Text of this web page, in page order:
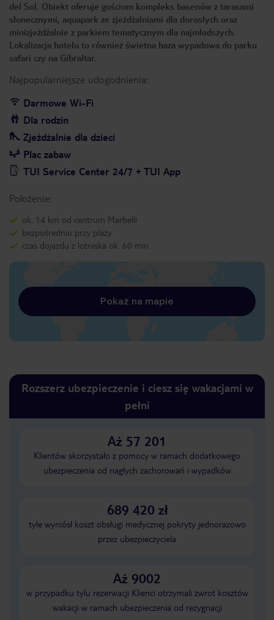
del Sol. Obiekt oferuje gościom kompleks basenów z tarasami
słonecznymi, aquapark ze zjeżdżalniami dla dorosłych oraz
minizjeżdżalnie z parkiem tematycznym dla najmłodszych.
Lokalizacja hotelu to również świetna baza wypadowa do parku
safari czy na Gibraltar.
Najpopularniejsze udogodnienia:
Darmowe Wi-Fi
Dla rodzin
Zjeżdżalnie dla dzieci
Plac zabaw
TUI Service Center 24/7 + TUI App
Położenie:
ok. 14 km od centrum Marbelli
bezpośrednio przy plaży
czas dojazdu z lotniska ok. 60 min
Pokaż na mapie
Rozszerz ubezpieczenie i ciesz się wakacjami w
pełni
Aż 57 201
Klientów skorzystało z pomocy w ramach dodatkowego
ubezpieczenia od nagłych zachorowań i wypadków
689 420 zł
tyle wyniósł koszt obsługi medycznej pokryty jednorazowo
przez ubezpieczyciela
Aż 9002
w przypadku tylu rezerwacji Klienci otrzymali zwrot kosztów
wakacji w ramach ubezpieczenia od rezygnacji